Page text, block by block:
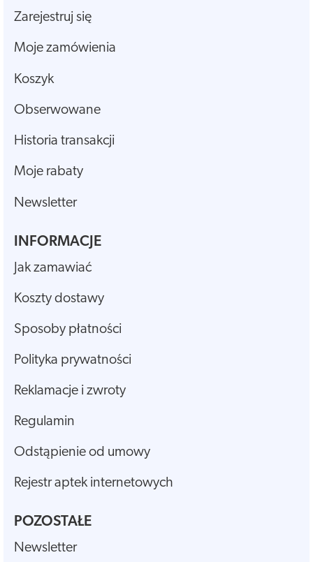
Zarejestruj się
Moje zamówienia
Koszyk
Obserwowane
Historia transakcji
Moje rabaty
Newsletter
INFORMACJE
Jak zamawiać
Koszty dostawy
Sposoby płatności
Polityka prywatności
Reklamacje i zwroty
Regulamin
Odstąpienie od umowy
Rejestr aptek internetowych
POZOSTAŁE
Newsletter